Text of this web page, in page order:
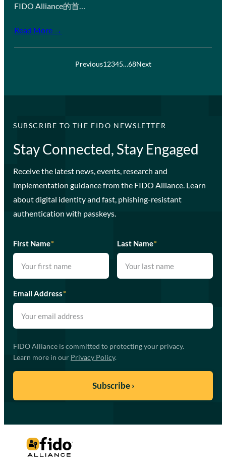
FIDO Alliance的首…
Read More →
Previous12345…68Next
SUBSCRIBE TO THE FIDO NEWSLETTER
Stay Connected, Stay Engaged
Receive the latest news, events, research and
implementation guidance from the FIDO Alliance. Learn
about digital identity and fast, phishing-resistant
authentication with passkeys.
First Name* Last Name*
Email Address*
FIDO Alliance is committed to protecting your privacy.
Learn more in our Privacy Policy.